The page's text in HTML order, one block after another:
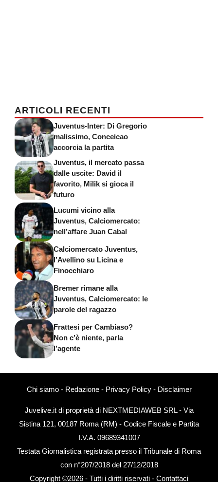
ARTICOLI RECENTI
Juventus-Inter: Di Gregorio
malissimo, Conceicao
accorcia la partita
Juventus, il mercato passa
dalle uscite: David il
favorito, Milik si gioca il
futuro
Lucumi vicino alla
Juventus, Calciomercato:
nell’affare Juan Cabal
Calciomercato Juventus,
l’Avellino su Licina e
Finocchiaro
Bremer rimane alla
Juventus, Calciomercato: le
parole del ragazzo
Frattesi per Cambiaso?
Non c’è niente, parla
l’agente
Chi siamo- Redazione- Privacy Policy- Disclaimer
Juvelive.it di proprietà di NEXTMEDIAWEB SRL - Via
Sistina 121, 00187 Roma (RM) - Codice Fiscale e Partita
I.V.A. 09689341007
Testata Giornalistica registrata presso il Tribunale di Roma
con n°207/2018 del 27/12/2018
Copyright ©2026 - Tutti i diritti riservati - Contattaci